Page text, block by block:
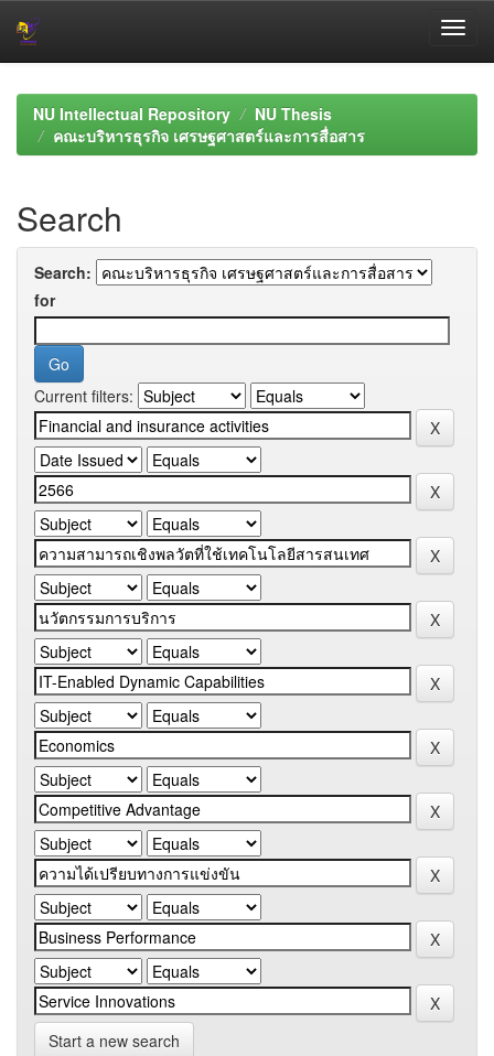
navigationNU Intellectual Repository
NU Thesis
คณะบริหารธุรกิจ เศรษฐศาสตร์และการสื่อสาร
Search
Search:
for
Current filters:
Start a new search